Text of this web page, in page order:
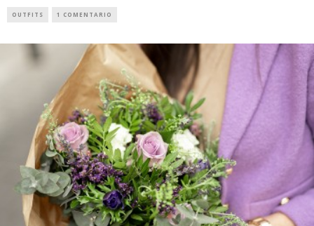
OUTFITS 1 COMENTARIO